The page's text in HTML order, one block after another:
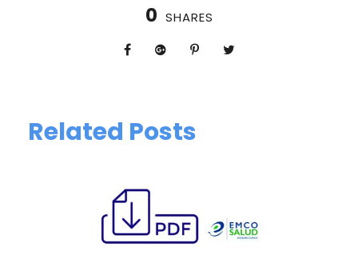
0 SHARES
Related Posts